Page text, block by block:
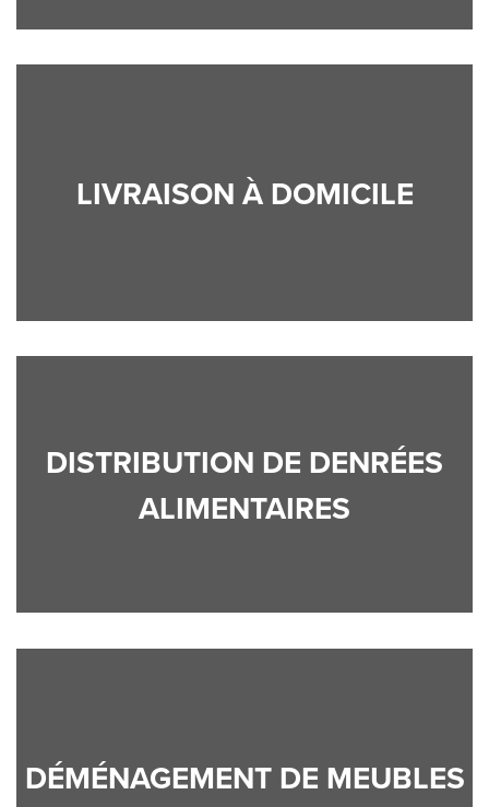
LIVRAISON À DOMICILE
DISTRIBUTION DE DENRÉES
ALIMENTAIRES
DÉMÉNAGEMENT DE MEUBLES